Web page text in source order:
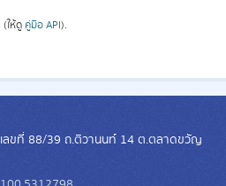
(ให้ดู คู่มือ API).
ลขที่ 88/39 ถ.ติวานนท์ 14 ต.ตลาดขวัญ